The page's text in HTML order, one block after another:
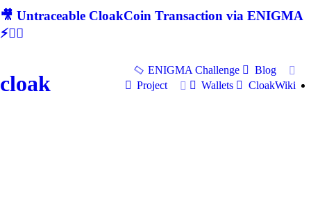
🎥 Untraceable CloakCoin Transaction via ENIGMA
⚡🕵‍♂
cloak
ENIGMA Challenge
Blog
Project
Wallets CloakWiki